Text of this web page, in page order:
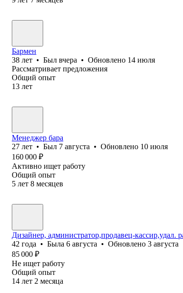
Бармен
38 лет • Был вчера • Обновлено 14 июля
Рассматривает предложения
Общий опыт
13 лет
Менеджер бара
27 лет • Был 7 августа • Обновлено 10 июля
160 000 ₽
Активно ищет работу
Общий опыт
5 лет 8 месяцев
Дизайнер, администратор,продавец-кассир,удал.
42 года • Была 6 августа • Обновлено 3 августа
85 000 ₽
Не ищет работу
Общий опыт
14 лет 2 месяца